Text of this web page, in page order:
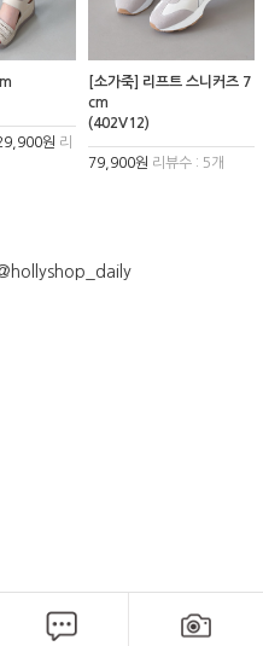
원 리
[소가죽] 리프트 스니커즈 7
cm
(402V12)
79,900원 리뷰수 : 5개